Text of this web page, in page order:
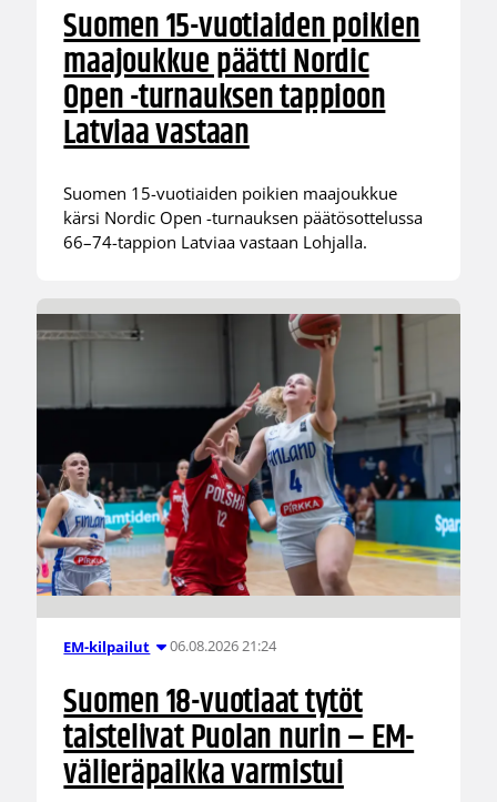
Suomen 15-vuotiaiden poikien
maajoukkue päätti Nordic
Open -turnauksen tappioon
Latviaa vastaan
Suomen 15-vuotiaiden poikien maajoukkue
kärsi Nordic Open -turnauksen päätösottelussa
66–74-tappion Latviaa vastaan Lohjalla.
EM-kilpailut 06.08.2026 21:24
Suomen 18-vuotiaat tytöt
taistelivat Puolan nurin – EM-
välieräpaikka varmistui